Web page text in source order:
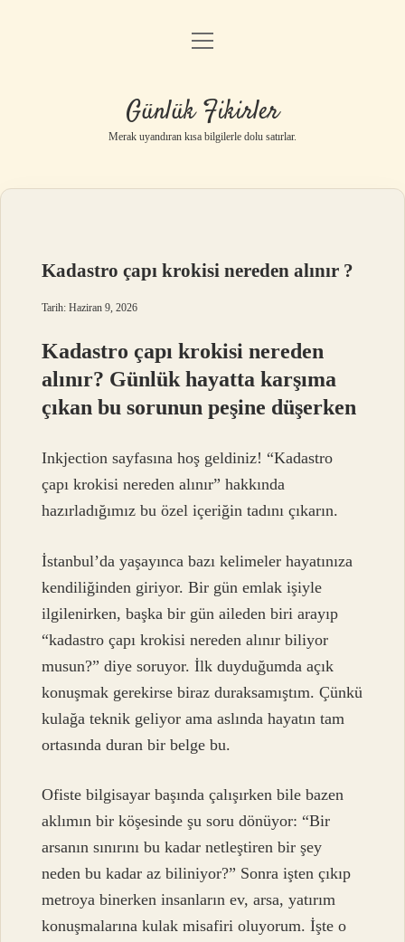
Anasayfa
Yasal Uyarı
menüyü
Günlük Fikirler
Merak uyandıran kısa bilgilerle dolu satırlar.
Kadastro çapı krokisi nereden alınır ?
Tarih: Haziran 9, 2026
Kadastro çapı krokisi nereden
alınır? Günlük hayatta karşıma
çıkan bu sorunun peşine düşerken
Inkjection sayfasına hoş geldiniz! “Kadastro
çapı krokisi nereden alınır” hakkında
hazırladığımız bu özel içeriğin tadını çıkarın.
İstanbul’da yaşayınca bazı kelimeler hayatınıza
kendiliğinden giriyor. Bir gün emlak işiyle
ilgilenirken, başka bir gün aileden biri arayıp
“kadastro çapı krokisi nereden alınır biliyor
musun?” diye soruyor. İlk duyduğumda açık
konuşmak gerekirse biraz duraksamıştım. Çünkü
kulağa teknik geliyor ama aslında hayatın tam
ortasında duran bir belge bu.
Ofiste bilgisayar başında çalışırken bile bazen
aklımın bir köşesinde şu soru dönüyor: “Bir
arsanın sınırını bu kadar netleştiren bir şey
neden bu kadar az biliniyor?” Sonra işten çıkıp
metroya binerken insanların ev, arsa, yatırım
konuşmalarına kulak misafiri oluyorum. İşte o